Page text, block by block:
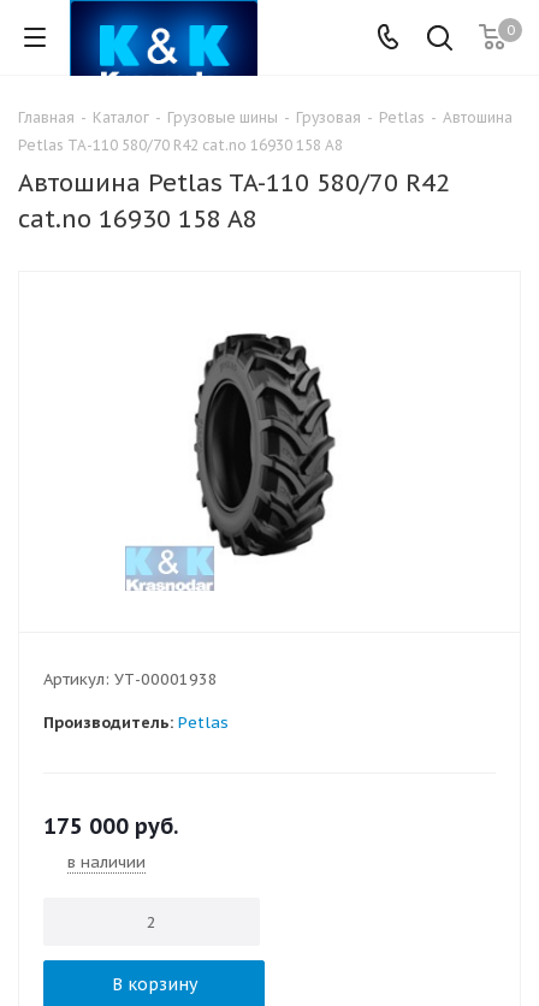
0
Главная - Каталог - Грузовые шины - Грузовая - Petlas - Автошина
Petlas TA-110 580/70 R42 cat.no 16930 158 A8
Автошина Petlas TA-110 580/70 R42
cat.no 16930 158 A8
Артикул: УТ-00001938
Производитель: Petlas
175 000 руб.
в наличии
В корзину